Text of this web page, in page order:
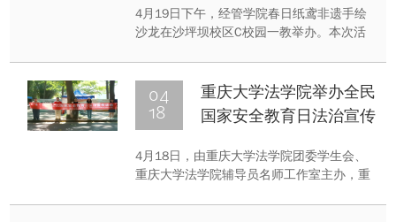
4月19日下午，经管学院春日纸鸢非遗手绘
沙龙在沙坪坝校区C校园一教举办。本次活
约。04
18
重庆大学法学院举办全民
国家安全教育日法治宣传
4月18日，由重庆大学法学院团委学生会、
重庆大学法学院辅导员名师工作室主办，重